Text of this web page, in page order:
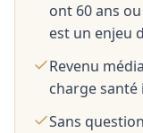
ont 60 ans
est un enjeu
Revenu
charge
Sans